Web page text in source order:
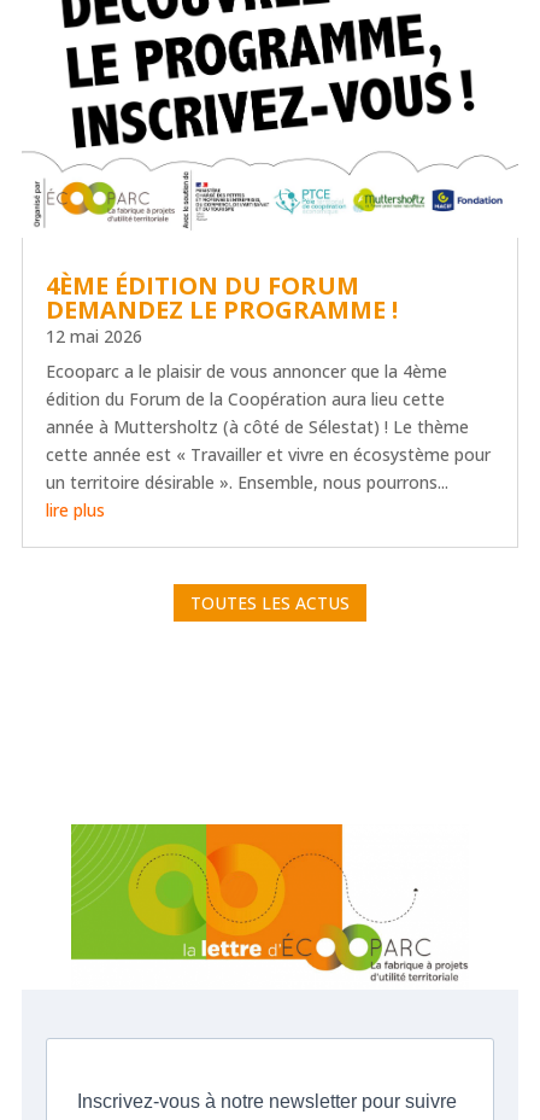
4ÈME ÉDITION DU FORUM
DEMANDEZ LE PROGRAMME !
12 mai 2026
Ecooparc a le plaisir de vous annoncer que la 4ème
édition du Forum de la Coopération aura lieu cette
année à Muttersholtz (à côté de Sélestat) ! Le thème
cette année est « Travailler et vivre en écosystème pour
un territoire désirable ». Ensemble, nous pourrons...
lire plus
TOUTES LES ACTUS